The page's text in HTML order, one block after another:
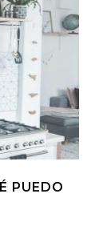
PUEDO